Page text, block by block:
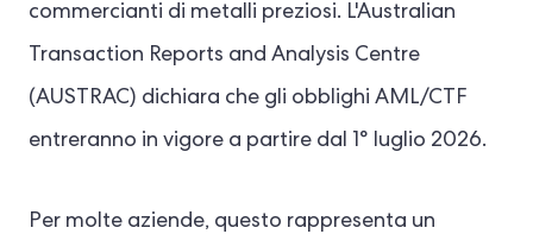
commercianti di metalli preziosi. L'Australian
Transaction Reports and Analysis Centre
(AUSTRAC) dichiara che gli obblighi AML/CTF
entreranno in vigore a partire dal 1° luglio 2026.
Per molte aziende, questo rappresenta un